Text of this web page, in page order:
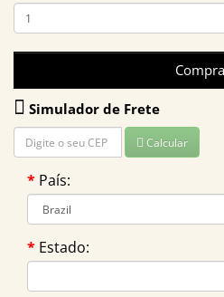
Simulador de Frete
Calcular
País:
Estado: